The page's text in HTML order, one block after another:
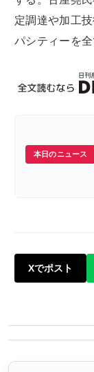
定調達や加工
パシティーを
本日のニュース
Xでポスト